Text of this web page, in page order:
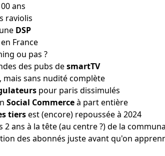
ans
raviolis
DSP
en France
ou pas ?
des pubs desmartTV
, mais sans nudité complète
pour paris dissimulés
Social Commerceà part entière
tiersest (encore) repoussée à 2024
2 ans à la tête (au centre ?) de la
des abonnés juste avant qu'on